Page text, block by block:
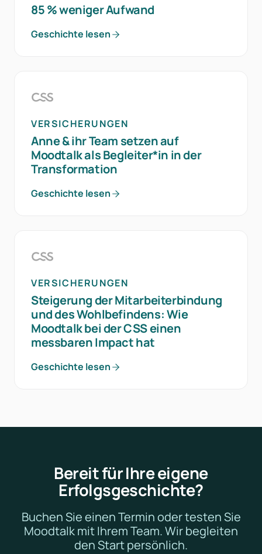
85 % weniger Aufwand
Geschichte lesen
VERSICHERUNGEN
Anne & ihr Team setzen auf
Moodtalk als Begleiter*in in der
Transformation
Geschichte lesen
VERSICHERUNGEN
Steigerung der Mitarbeiterbindung
und des Wohlbefindens: Wie
Moodtalk bei der CSS einen
messbaren Impact hat
Geschichte lesen
Bereit für Ihre eigene
Erfolgsgeschichte?
Buchen Sie einen Termin oder testen Sie
Moodtalk mit Ihrem Team. Wir begleiten
den Start persönlich.